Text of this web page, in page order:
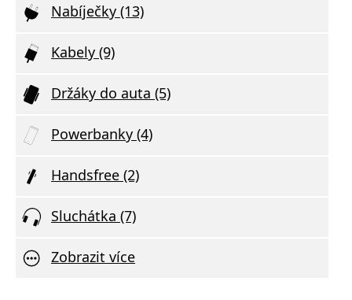
Nabíječky (13)
Kabely (9)
Držáky do auta (5)
Powerbanky (4)
Handsfree (2)
Sluchátka (7)
Zobrazit více